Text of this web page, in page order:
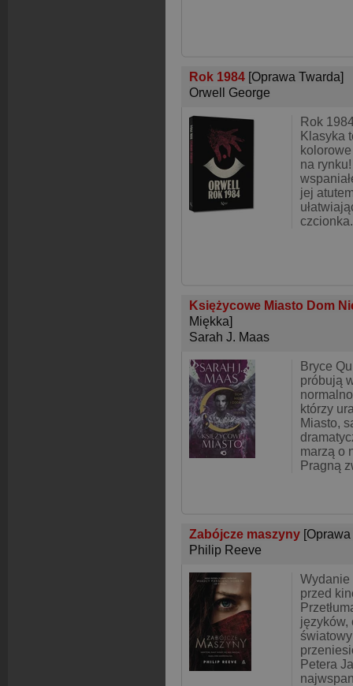
Rok 1984 [Oprawa Twarda]
Orwell George
Rok
Klasyka
na
jej
czcionka.
Księżycowe Miasto Dom
Miękka]
Sarah J. Maas
Bryce
próbują
którzy
Miasto,
marzą o
Pragną
Zabójcze maszyny
Philip Reeve
Wydanie
przed
języków,
Petera